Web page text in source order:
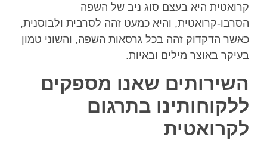
קרואטית היא בעצם סוג ניב של השפה
הסרבו-קרואטית, והיא כמעט זהה לסרבית ולבוסנית,
כאשר הדקדוק זהה בכל גרסאות השפה, והשוני טמון
בעיקר באוצר מילים ובאיות.
השירותים שאנו מספקים
ללקוחותינו בתרגום
לקרואטית